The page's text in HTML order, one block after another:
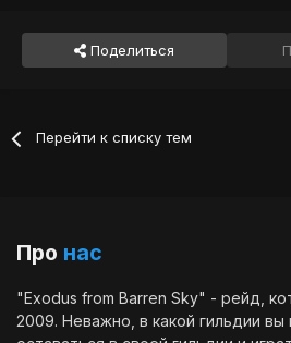
Поделиться
Перейти к списку тем
Про нас
"Exodus from Barren Sky" - рейд,
2009. Неважно, в какой гильдии